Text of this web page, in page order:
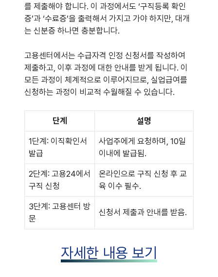
를 제출해야 합니다. 이 과정에서도 ‘구직등록 확인
증’과 ‘수료증’을 출력해서 가지고 가야 하지만, 대개
는 신분증 하나면 충분합니다.
고용센터에서는 수급자격 인정 신청서를 작성하여
제출하고, 이후 과정에 대한 안내를 받게 됩니다. 이
모든 과정이 체계적으로 이루어지므로, 실업급여를
신청하는 과정이 비교적 수월해질 수 있습니다.
단계 설명
1단계: 이직확인서
발급
사업주에게 요청하며, 10일
이내에 발급됨.
2단계: 고용24에서
구직 신청
온라인으로 구직 신청 후 교
육 이수 필수.
3단계: 고용센터 방
문
신청서 제출과 안내를 받음.
자세한 내용 보기